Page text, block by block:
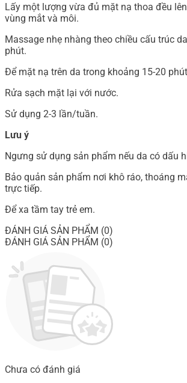
Lấy một lượng vừa đủ mặt nạ thoa đều
vùng mắt và môi.
Massage nhẹ nhàng theo chiều cấu trúc
phút.
Để mặt nạ trên da trong khoảng 15-20
Rửa sạch mặt lại với nước.
Sử dụng 2-3 lần/tuần.
Lưu ý
Ngưng sử dụng sản phẩm nếu da có dấu
Bảo quản sản phẩm nơi khô ráo, thoáng
trực tiếp.
Để xa tầm tay trẻ em.
ĐÁNH GIÁ SẢN PHẨM (0)
ĐÁNH GIÁ SẢN PHẨM (0)
Chưa có đánh giá